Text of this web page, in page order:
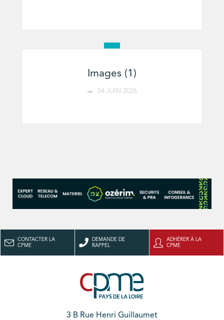
Images (1)
04 JUIN 2026
CONTACTER LA
CPME
DEMANDE DE
RAPPEL
ADHÉRER À LA
CPME
3 B Rue Henri Guillaumet